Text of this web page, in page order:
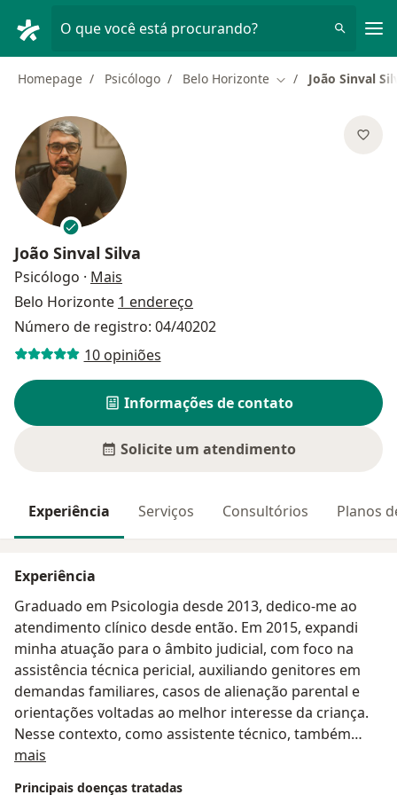
O que você está procurando?
Homepage Psicólogo Belo Horizonte Mudar de cidade
João Sinval
João Sinval Silva
Psicólogo · Mais
Belo Horizonte 1 endereço
Número de registro: 04/40202
10 opiniões
Informações de contato
Solicite um atendimento
Experiência Serviços Consultórios Planos
Experiência
Graduado em Psicologia desde 2013, dedico-me ao
atendimento clínico desde então. Em 2015, expandi
minha atuação para o âmbito judicial, com foco na
assistência técnica pericial, auxiliando genitores em
demandas familiares, casos de alienação parental e
orientações voltadas ao melhor interesse da criança.
Nesse contexto, como assistente técnico, também
presto suporte na contestação de laudos psicológicos
mais
Principais doenças tratadas